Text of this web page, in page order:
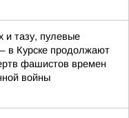
и тазу, пулевые
в Курске продолжают
фашистов времен
войны